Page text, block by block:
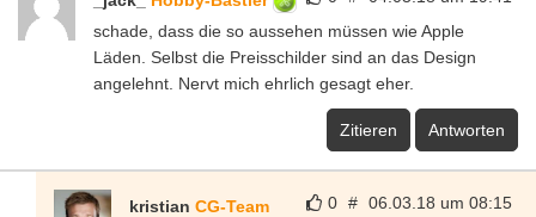
schade, dass die so aussehen müssen wie Apple
Läden. Selbst die Preisschilder sind an das Design
angelehnt. Nervt mich ehrlich gesagt eher.
Zitieren Antworten
0 # 06.03.18 um 08:15
kristian CG-Team